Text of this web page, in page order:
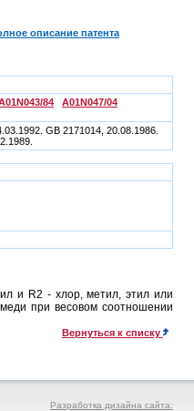
описание патента
84
A01N047/04
GB 2171014, 20.08.1986.
и R2 - хлор, метил, этил или
при весовом соотношении
Вернуться к списку
Разработка дизайна сайта: